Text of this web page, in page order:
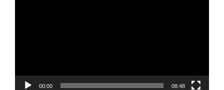
00:00 08:48